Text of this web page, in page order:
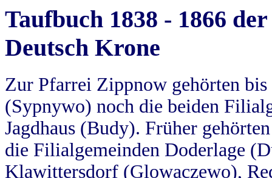
Taufbuch 1838 - 1866
Deutsch Krone
Zur Pfarrei Zippnow gehörten
(Sypnywo) noch die beiden
Jagdhaus (Budy). Früher
die Filialgemeinden Doderlage
Klawittersdorf (Glowaczewo),